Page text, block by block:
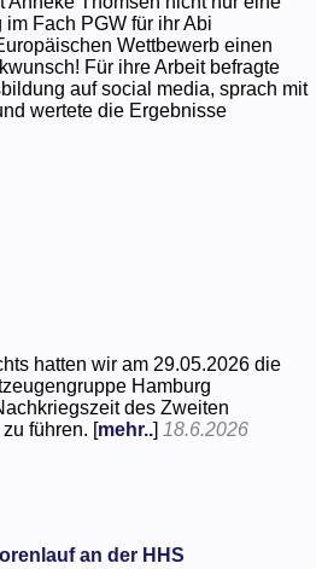
Fach PGW für ihr Abi
Wettbewerb einen
Für ihre Arbeit befragte
auf social media, sprach mit
wertete die Ergebnisse
hatten wir am 29.05.2026 die
Hamburg
des Zweiten
führen. [mehr..] 18.6.2026
an der HHS